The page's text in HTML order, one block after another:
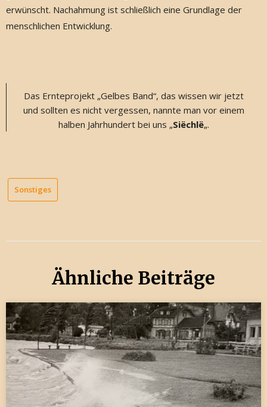
erwünscht. Nachahmung ist schließlich eine Grundlage der
menschlichen Entwicklung.
Das Ernteprojekt „Gelbes Band“, das wissen wir jetzt
und sollten es nicht vergessen, nannte man vor einem
halben Jahrhundert bei uns „Siëchlë„.
Sonstiges
Ähnliche Beiträge